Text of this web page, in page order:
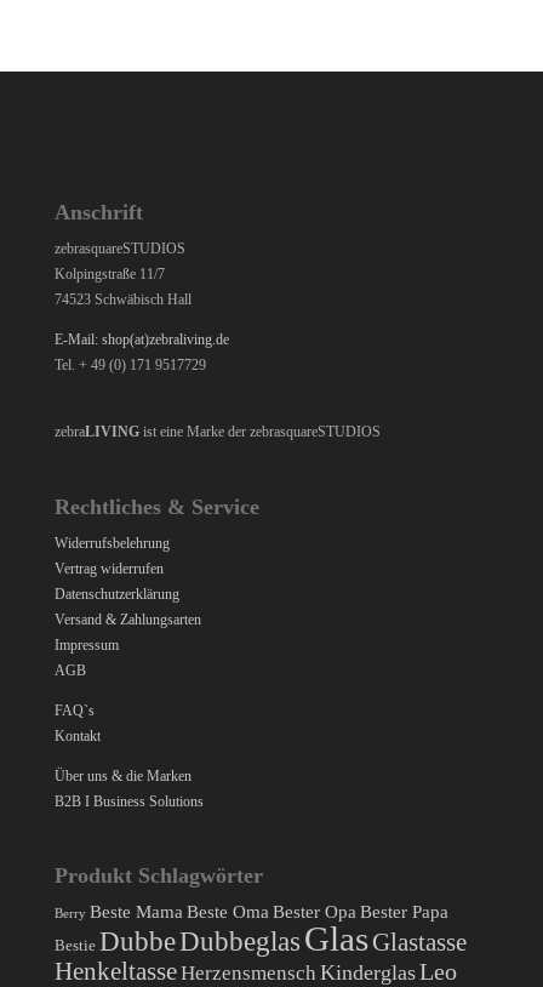
Anschrift
zebrasquareSTUDIOS
Kolpingstraße 11/7
74523 Schwäbisch Hall
E-Mail: shop(at)zebraliving.de
Tel. + 49 (0) 171 9517729
zebraLIVINGist eine Marke der zebrasquareSTUDIOS
Rechtliches & Service
Widerrufsbelehrung
Vertrag widerrufen
Datenschutzerklärung
Versand & Zahlungsarten
Impressum
AGB
FAQ`s
Kontakt
Über uns & die Marken
B2B I Business Solutions
Produkt Schlagwörter
Berry Beste Mama Beste Oma Bester Opa Bester Papa
Bestie DubbeDubbeglas GlasGlastasse
HenkeltasseHerzensmensch KinderglasLeo